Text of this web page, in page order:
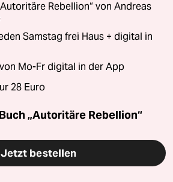
Rebellion“ von Andreas
Samstag frei Haus + digital in
Mo-Fr digital in der App
28 Euro
„Autoritäre Rebellion“
Jetzt bestellen